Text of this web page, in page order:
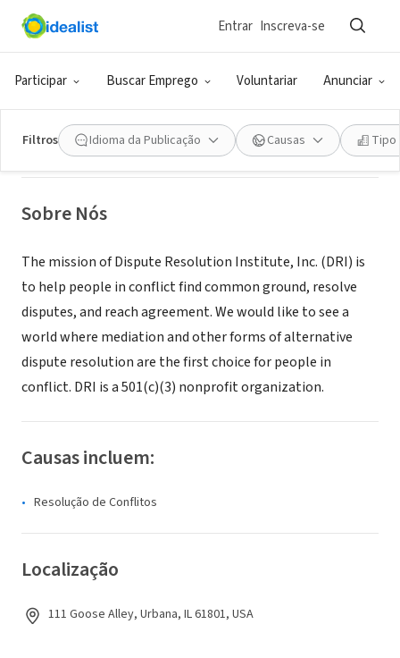
Participar Buscar Emprego Voluntariar Anunciar
Entrar Inscreva-se
Filtros Idioma da Publicação Causas Tipo
Dispute Resolution Institute
Urbana, IL dri-inc.org
Sobre Nós
The mission of Dispute Resolution Institute, Inc. (DRI) is
to help people in conflict find common ground, resolve
disputes, and reach agreement. We would like to see a
world where mediation and other forms of alternative
dispute resolution are the first choice for people in
conflict. DRI is a 501(c)(3) nonprofit organization.
Causas incluem:
Resolução de Conflitos
Localização
111 Goose Alley, Urbana, IL 61801, USA